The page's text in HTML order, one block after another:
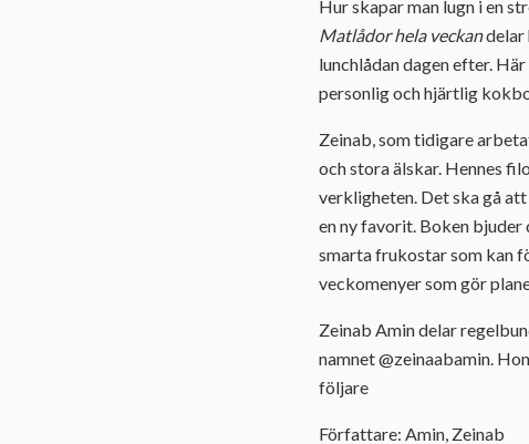
Hur skapar man lugn i en
Matlådor hela veckandelar
lunchlådan dagen efter.
personlig och hjärtlig
Zeinab, som tidigare
och stora älskar. Hennes
verkligheten. Det ska gå
en ny favorit. Boken
smarta frukostar som kan
veckomenyer som gör
Zeinab Amin delar
namnet @zeinaabamin.
följare
Författare: Amin, Zeinab